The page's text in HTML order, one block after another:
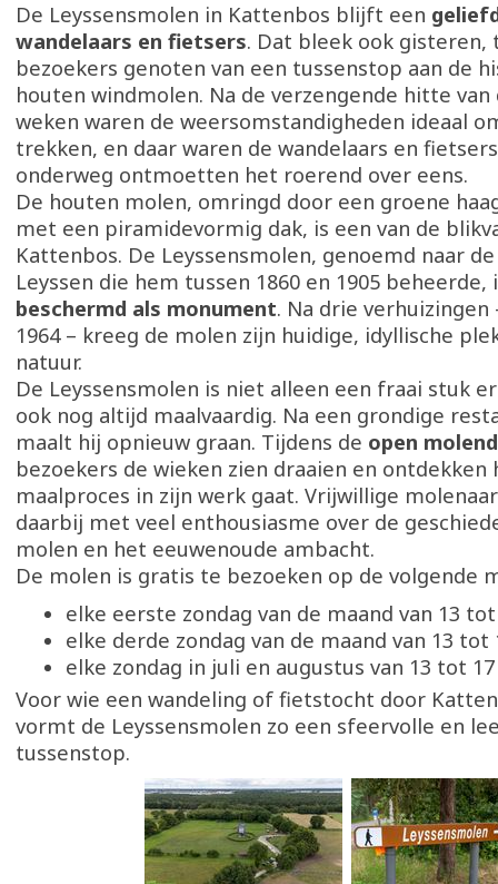
De Leyssensmolen in Kattenbos blijft een
wandelaars en fietsers. Dat bleek ook gisteren,
bezoekers genoten van een tussenstop aan de
houten windmolen. Na de verzengende hitte
weken waren de weersomstandigheden ideaal
trekken, en daar waren de wandelaars en
onderweg ontmoetten het roerend over eens.
De houten molen, omringd door een groene
met een piramidevormig dak, is een van de
Kattenbos. De Leyssensmolen, genoemd naar
Leyssen die hem tussen 1860 en 1905 beheerde,
beschermd als monument. Na drie
1964 – kreeg de molen zijn huidige, idyllische
natuur.
De Leyssensmolen is niet alleen een fraai stuk
ook nog altijd maalvaardig. Na een grondige
maalt hij opnieuw graan. Tijdens de open
bezoekers de wieken zien draaien en ontdekken
maalproces in zijn werk gaat. Vrijwillige
daarbij met veel enthousiasme over de
molen en het eeuwenoude ambacht.
De molen is gratis te bezoeken op de volgende
elke eerste zondag van de maand van 13
elke derde zondag van de maand van 13 tot
elke zondag in juli en augustus van 13 tot 17
Voor wie een wandeling of fietstocht door
vormt de Leyssensmolen zo een sfeervolle en
tussenstop.